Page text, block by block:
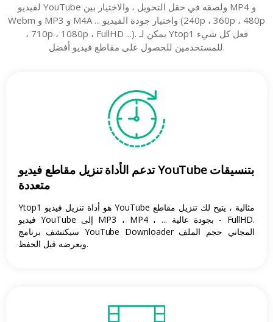
لفيديو YouTube ولصقه في حقل التحويل ، والاختيار بين MP4 و
Webm و MP3 و M4A ... واختيار جودة الفيديو (240p ، 360p ، 480p
، 710p ، 1080p ، FullHD ...). يمكن لـ Ytop1 فعل كل شيء
للمستخدمين للحصول على مقاطع فيديو أفضل.
تدعم الأداة تنزيل مقاطع فيديو YouTube بتنسيقات
متعددة
Ytop1 هو أداة تنزيل فيديو YouTube مثالية ، يتيح لك تنزيل مقاطع
فيديو YouTube إلى MP3 ، MP4 ، ... بجودة عالية - FullHD.
سيكتشف برنامج YouTube Downloader المجاني حجم الملف
ويعرضه قبل الحفظ.